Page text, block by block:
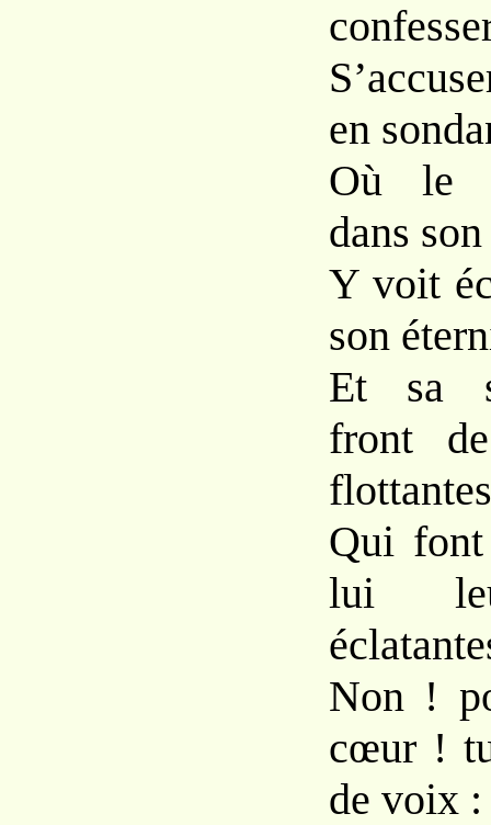
en
Où le
dans
Y voit
son
Et sa
front
flottantes
Qui
lui
Non !
cœur !
de voix :